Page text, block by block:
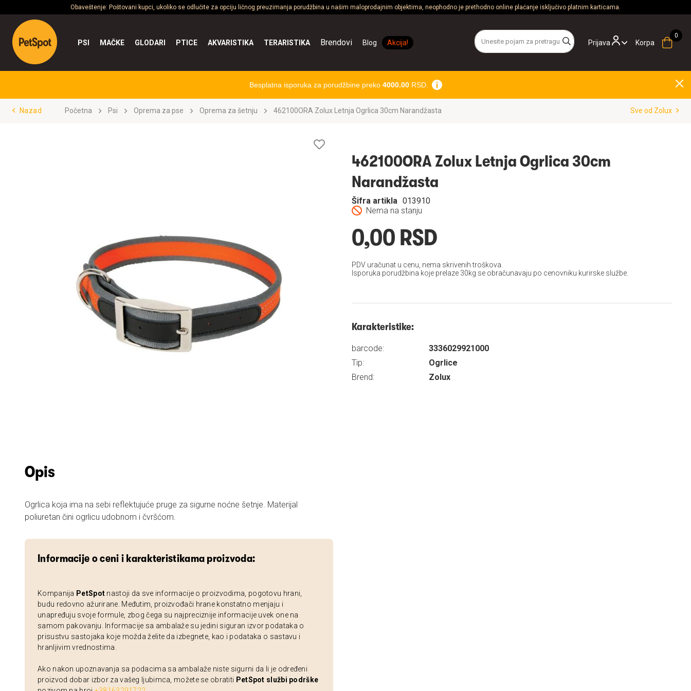
Obaveštenje: Poštovani kupci, ukoliko se odlučite za opciju ličnog preuzimanja porudžbina u našim maloprodajnim objektima, neophodno je prethodno online plaćanje isključivo platnim karticama.
Prijava
PSI MAČKE GLODARI PTICE AKVARISTIKA TERARISTIKA Brendovi Blog Akcija! Korpa
Besplatna isporuka za porudžbine preko 4000.00RSD.
Nazad Početna Psi Oprema za pse Oprema za šetnju 462100ORA Zolux Letnja Ogrlica 30cm Narandžasta Sve od Zolux
Opis
Ogrlica koja ima na sebi reflektujuće pruge za sigurne noćne šetnje. Materijal
poliuretan čini ogrlicu udobnom i čvršćom.
Informacije o ceni i karakteristikama proizvoda:
Kompanija PetSpot nastoji da sve informacije o proizvodima, pogotovu hrani,
budu redovno ažurirane. Međutim, proizvođači hrane konstatno menjaju i
unapređuju svoje formule, zbog čega su najpreciznije informacije uvek one na
samom pakovanju. Informacije sa ambalaže su jedini siguran izvor podataka o
prisustvu sastojaka koje možda želite da izbegnete, kao i podataka o sastavu i
hranljivim vrednostima.
Ako nakon upoznavanja sa podacima sa ambalaže niste sigurni da li je određeni
proizvod dobar izbor za vašeg ljubimca, možete se obratiti PetSpot službi podrške
želja
462100ORA Zolux Letnja Ogrlica 30cm
Narandžasta
Nema na stanju
Šifra artikla 013910
0,00 RSD
PDV uračunat u cenu, nema skrivenih troškova.
Isporuka porudžbina koje prelaze 30kg se obračunavaju po cenovniku kurirske službe.
Karakteristike:
barcode:
3336029921000
Tip:
Ogrlice
Brend:
Zolux